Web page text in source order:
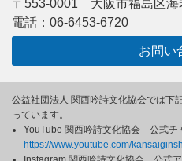
〒553-0001 大阪市福島区海
電話：06-6453-6720
お問い
公益社団法人 関西吟詩文化協会では下
っています。
YouTube 関西吟詩文化協会 公式
https://www.youtube.com/